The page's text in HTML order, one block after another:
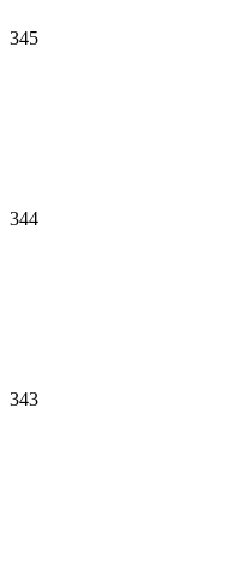
345
344
343